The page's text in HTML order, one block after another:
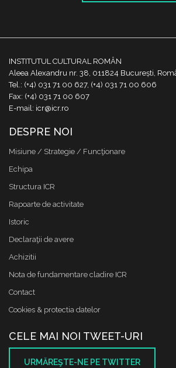
INSTITUTUL CULTURAL ROMÂN
Aleea Alexandru nr. 38, 011824 București,
Tel.: (+4) 031 71 00 627, (+4) 031 71 00 606
Fax: (+4) 031 71 00 607
E-mail: icr@icr.ro
DESPRE NOI
Misiune / Strategie / Funcţionare
Echipa
Structura ICR
Rapoarte de activitate
Istoric
Declaraţii de avere
Achizitii
Nota de fundamentare cladire ICR
Contact
Cookies & protectia datelor
CELE MAI NOI TWEET-URI
URMĂREŞTE-NE PE TWITTER